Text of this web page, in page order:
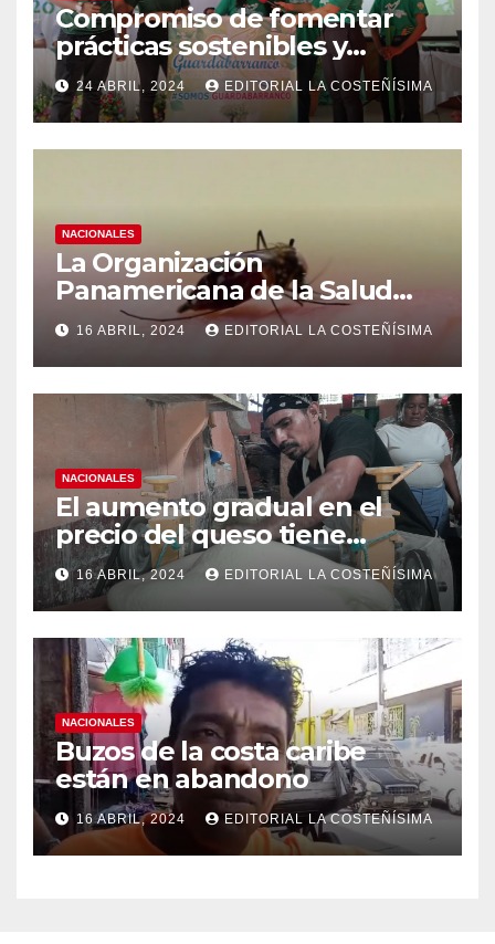
Compromiso de fomentar
prácticas sostenibles y
conciencia ecológica en las
instituciones educativas
24 ABRIL, 2024 EDITORIAL LA COSTEÑÍSIMA
NACIONALES
La Organización
Panamericana de la Salud
(OPS), recomienda reforzar
medidas ante el aumento de
casos de dengue
16 ABRIL, 2024 EDITORIAL LA COSTEÑÍSIMA
NACIONALES
El aumento gradual en el
precio del queso tiene
efectos a las Panaderias
16 ABRIL, 2024 EDITORIAL LA COSTEÑÍSIMA
NACIONALES
Buzos de la costa caribe
están en abandono
16 ABRIL, 2024 EDITORIAL LA COSTEÑÍSIMA